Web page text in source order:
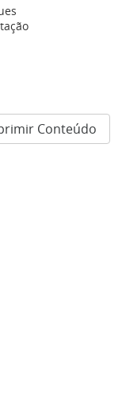
Conteúdo